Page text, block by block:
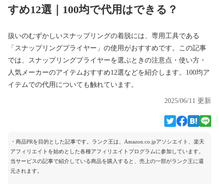
すめ12選｜100均で代用はできる？
扱いのむずかしいスナップリングの着脱には、専用工具である
「スナップリングプライヤー」の使用がおすすめです。この記事
では、スナップリングプライヤーを選ぶときの注意点・使い方・
人気メーカーのアイテムおすすめ12選などを紹介します。100均ア
イテムでの代用についても触れています。
2025/06/11 更新
・商品PRを目的とした記事です。ランク王は、Amazon.co.jpアソシエイト、楽天
アフィリエイトを始めとした各種アフィリエイトプログラムに参加しています。
当サービスの記事で紹介している商品を購入すると、売上の一部がランク王に還
元されます。